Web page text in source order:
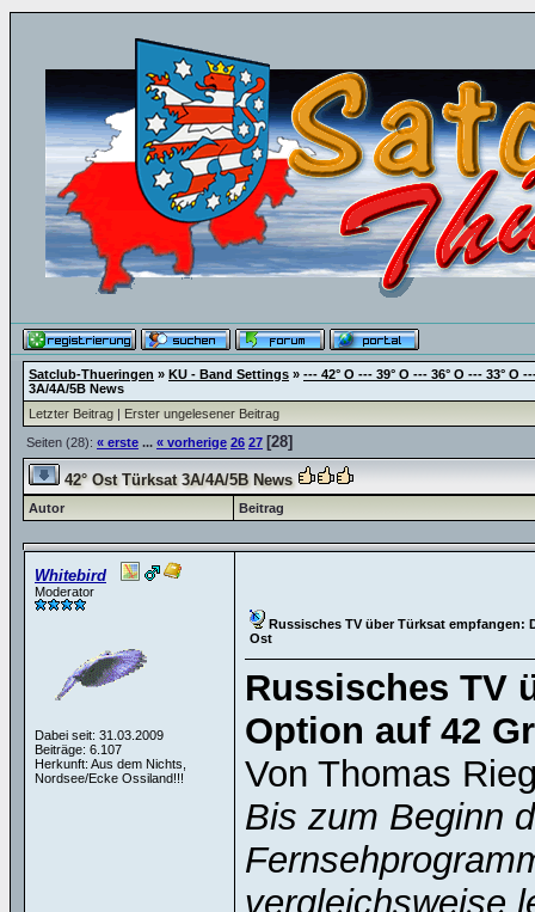
Satclub-Thueringen » KU - Band Settings » --- 42° O --- 39° O --- 36° O --- 33° O
3A/4A/5B News
Letzter Beitrag | Erster ungelesener Beitrag
Seiten (28): « erste ... « vorherige 26 27 [28]
42° Ost Türksat 3A/4A/5B News
Autor Beitrag
Whitebird
Moderator
Dabei seit: 31.03.2009
Beiträge: 6.107
Herkunft: Aus dem Nichts,
Nordsee/Ecke Ossiland!!!
Russisches TV über Türksat empfangen:
Ost
Russisches TV
Option auf 42
Von Thomas
Bis zum Beginn
vergleichsweise